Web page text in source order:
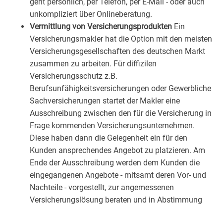
unkompliziert über Onlineberatung.
Vermittlung von Versicherungsprodukten Ein
Versicherungsmakler hat die Option mit den meisten
Versicherungsgesellschaften des deutschen Markt
zusammen zu arbeiten. Für diffizilen
Versicherungsschutz z.B.
Berufsunfähigkeitsversicherungen oder Gewerbliche
Sachversicherungen startet der Makler eine
Ausschreibung zwischen den für die Versicherung in
Frage kommenden Versicherungsunternehmen.
Diese haben dann die Gelegenheit ein für den
Kunden ansprechendes Angebot zu platzieren. Am
Ende der Ausschreibung werden dem Kunden die
eingegangenen Angebote - mitsamt deren Vor- und
Nachteile - vorgestellt, zur angemessenen
Versicherungslösung beraten und in Abstimmung